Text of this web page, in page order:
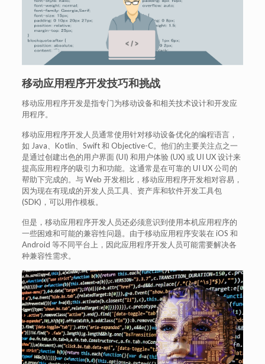
移动应用程序开发技巧和挑战
移动应用程序开发是指专门为移动设备和相关技术设计和开发应
用程序。
移动应用程序开发人员通常使用针对移动设备优化的编程语言，
如 Java、Kotlin、Swift 和 Objective-C。他们的主要关注点之一
是通过创建出色的用户界面 (UI) 和用户体验 (UX) 或 UI UX 设计来
提高应用程序的吸引力和功能。这通常是在可靠的 UI UX 公司的
帮助下完成的。与 Web 开发相比，移动应用程序开发相对容易，
因为现在有现成的开发人员工具、资产库和软件开发工具包
(SDK)，可以用作模板。
但是，移动应用程序开发人员还必须意识到使用本机应用程序的
一些困难和可能的兼容性问题。由于移动应用程序安装在 iOS 和
Android 等不同平台上，因此应用程序开发人员可能需要解决各
种兼容性需求。